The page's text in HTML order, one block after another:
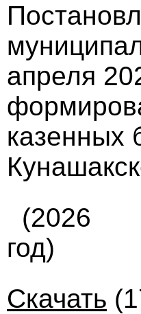
апреля
казенных
(2026
год)
Скачать